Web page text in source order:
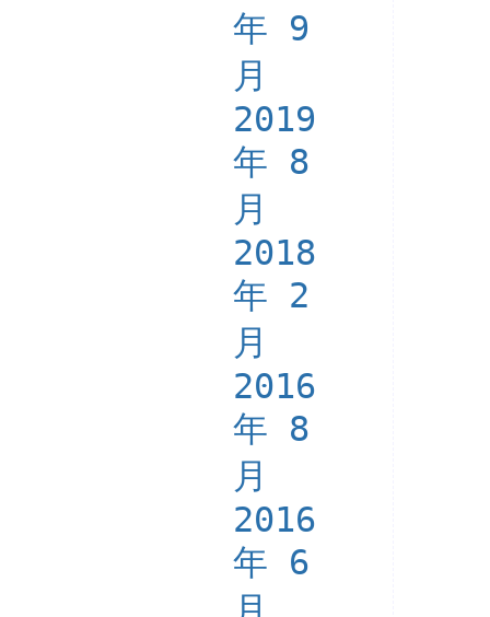
年 9
月
2019
年 8
月
2018
年 2
月
2016
年 8
月
2016
年 6